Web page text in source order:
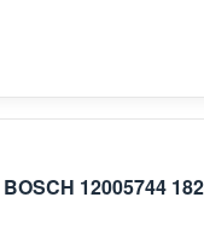
12005744